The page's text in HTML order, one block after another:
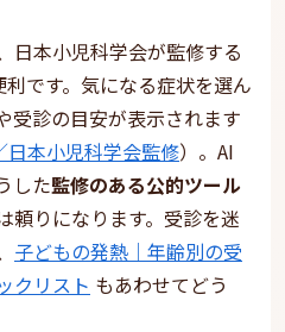
日本小児科学会が監修する
利です。気になる症状を選ん
受診の目安が表示されます
日本小児科学会監修）。AI
した監修のある公的ツール
頼りになります。受診を迷
子どもの発熱｜年齢別の受
クリスト もあわせてどう